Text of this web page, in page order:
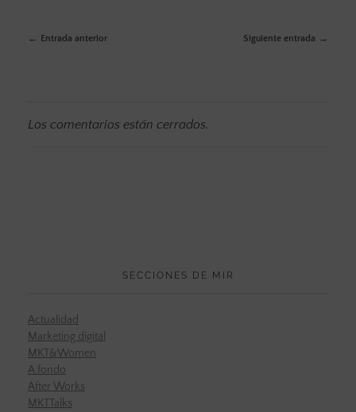
Entrada anterior Siguiente entrada
Los comentarios están cerrados.
SECCIONES DE MIR
Actualidad
Marketing digital
MKT&Women
A fondo
After Works
MKTTalks